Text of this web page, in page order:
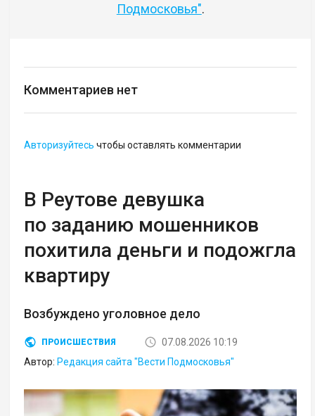
Подмосковья".
Комментариев нет
Авторизуйтесь чтобы оставлять комментарии
В Реутове девушка
по заданию мошенников
похитила деньги и подожгла
квартиру
Возбуждено уголовное дело
ПРОИСШЕСТВИЯ
07.08.2026 10:19
Автор: Редакция сайта "Вести Подмосковья"